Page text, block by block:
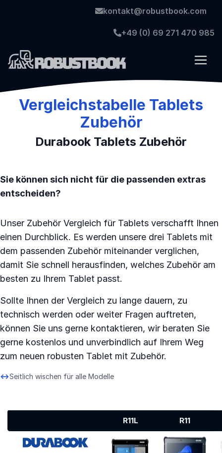
kontakt@robustbook.com
+49 (0) 69 271 470 985
Vergleichstabelle Tablets
Zubehör
Durabook Tablets Zubehör
Sie können sich nicht für die passenden extras
entscheiden?
Unser Zubehör Vergleich für Tablets verschafft Ihnen
einen Durchblick. Es werden unsere drei Tablets mit
dem passenden Zubehör miteinander verglichen,
damit Sie schnell herausfinden, welches Zubehör am
besten zu Ihrem Tablet passt.
Sollte Ihnen der Vergleich zu lange dauern, zu
technisch werden oder weiter Fragen auftreten,
können Sie uns gerne kontaktieren, wir beraten Sie
gerne kostenlos und unverbindlich auf Ihrem Weg
zum neuen robusten Tablet mit Zubehör.
Seitlich wischen für alle Modelle
R11L R11